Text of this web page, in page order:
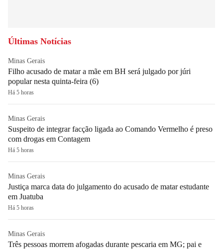
Últimas Notícias
Minas Gerais
Filho acusado de matar a mãe em BH será julgado por júri
popular nesta quinta-feira (6)
Há 5 horas
Minas Gerais
Suspeito de integrar facção ligada ao Comando Vermelho é preso
com drogas em Contagem
Há 5 horas
Minas Gerais
Justiça marca data do julgamento do acusado de matar estudante
em Juatuba
Há 5 horas
Minas Gerais
Três pessoas morrem afogadas durante pescaria em MG; pai e